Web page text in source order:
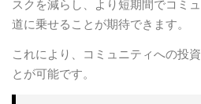
スクを減らし、より短期間でコミ
道に乗せることが期待できます。
これにより、コミュニティへの投
とが可能です。